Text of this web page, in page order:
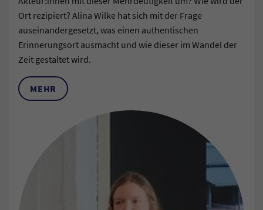
Ort rezipiert? Alina Wilke hat sich mit der Frage
auseinandergesetzt, was einen authentischen
Erinnerungsort ausmacht und wie dieser im Wandel der
Zeit gestaltet wird.
MEHR